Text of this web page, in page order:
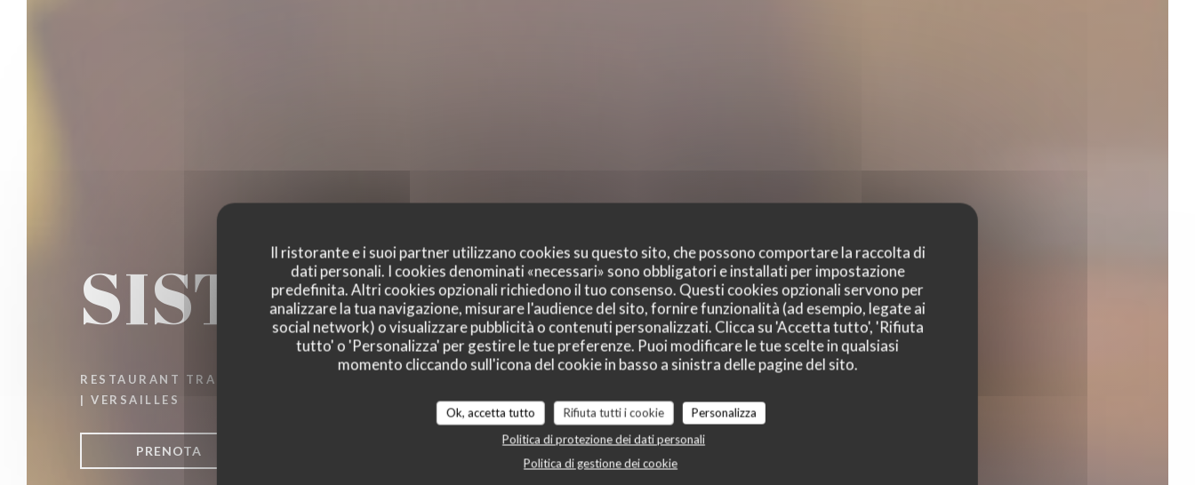
Il ristorante e i suoi partner utilizzano cookies su questo sito, che possono comportare la raccolta di
dati personali. I cookies denominati «necessari» sono obbligatori e installati per impostazione
predefinita. Altri cookies opzionali richiedono il tuo consenso. Questi cookies opzionali servono per
analizzare la tua navigazione, misurare l'audience del sito, fornire funzionalità (ad esempio, legate ai
social network) o visualizzare pubblicità o contenuti personalizzati. Clicca su 'Accetta tutto', 'Rifiuta
tutto' o 'Personalizza' per gestire le tue preferenze. Puoi modificare le tue scelte in qualsiasi
momento cliccando sull'icona del cookie in basso a sinistra delle pagine del sito.
Ok, accetta tutto Rifiuta tutti i cookie
Personalizza
Politica di protezione dei dati personali
Politica di gestione dei cookie
SISTERS' CAFE
RESTAURANT TRADITIONNEL
| VERSAILLES
PRENOTA